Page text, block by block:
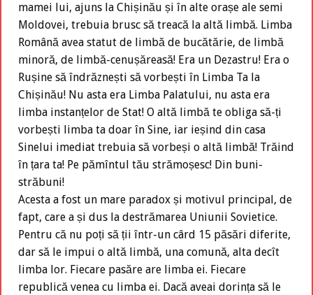
mamei lui, ajuns la Chișinău și în alte orașe ale semi
Moldovei, trebuia brusc să treacă la altă limbă. Limba
Română avea statut de limbă de bucătărie, de limbă
minoră, de limbă-cenușăreasă! Era un Dezastru! Era o
Rușine să îndrăznești să vorbești în Limba Ta la
Chișinău! Nu asta era Limba Palatului, nu asta era
limba instanțelor de Stat! O altă limbă te obliga să-ți
vorbești limba ta doar în Sine, iar ieșind din casa
Sinelui imediat trebuia să vorbeși o altă limbă! Trăind
în țara ta! Pe pămîntul tău strămoșesc! Din buni-
străbuni!
Acesta a fost un mare paradox și motivul principal, de
fapt, care a și dus la destrămarea Uniunii Sovietice.
Pentru că nu poți să ții într-un cârd 15 păsări diferite,
dar să le impui o altă limbă, una comună, alta decît
limba lor. Fiecare pasăre are limba ei. Fiecare
republică venea cu limba ei. Dacă aveai dorința să le